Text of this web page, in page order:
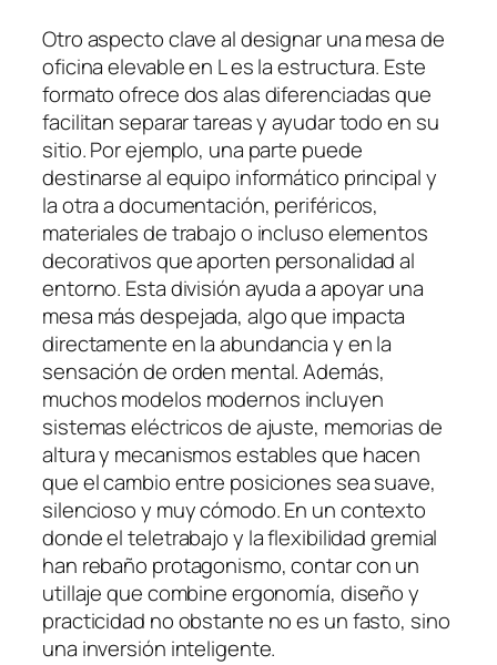
Otro aspecto clave al designar una mesa de
oficina elevable en L es la estructura. Este
formato ofrece dos alas diferenciadas que
facilitan separar tareas y ayudar todo en su
sitio. Por ejemplo, una parte puede
destinarse al equipo informático principal y
la otra a documentación, periféricos,
materiales de trabajo o incluso elementos
decorativos que aporten personalidad al
entorno. Esta división ayuda a apoyar una
mesa más despejada, algo que impacta
directamente en la abundancia y en la
sensación de orden mental. Además,
muchos modelos modernos incluyen
sistemas eléctricos de ajuste, memorias de
altura y mecanismos estables que hacen
que el cambio entre posiciones sea suave,
silencioso y muy cómodo. En un contexto
donde el teletrabajo y la flexibilidad gremial
han rebaño protagonismo, contar con un
utillaje que combine ergonomía, diseño y
practicidad no obstante no es un fasto, sino
una inversión inteligente.